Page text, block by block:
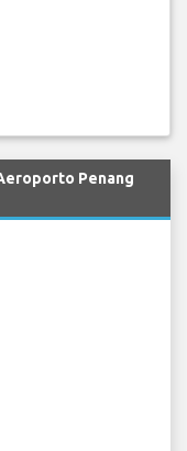
Penang